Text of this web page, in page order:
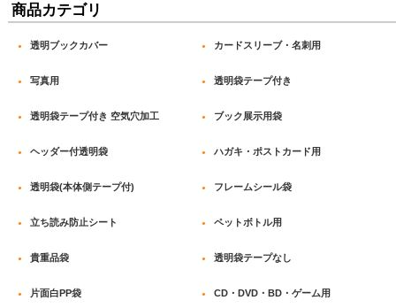
OPP袋(本体側テープ付)_開閉自在テープ
OPP袋(本体側テープ付)_密着テープ
OPP袋 テープなし_#25
OPP袋 テープなし_#30
OPP袋 テープなし_#40
商品カテゴリ
透明ブックカバー カードスリーブ・名刺用
写真用 透明袋テープ付き
透明袋テープ付き 空気穴加工 ブック展示用袋
ヘッダー付透明袋 ハガキ・ポストカード用
透明袋(本体側テープ付) フレームシール袋
立ち読み防止シート ペットボトル用
貴重品袋 透明袋テープなし
片面白PP袋 CD・DVD・BD・ゲーム用